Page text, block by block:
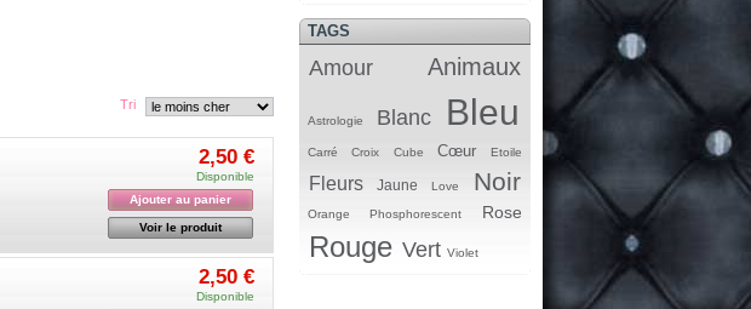
Tri
2,50 €
Disponible
Ajouter au panier
Voir le produit
2,50 €
Disponible
TAGS
Amour Animaux
Astrologie Blanc Bleu
Carré Croix Cube Cœur Etoile
Fleurs Jaune Love Noir
Orange Phosphorescent Rose
Rouge Vert Violet